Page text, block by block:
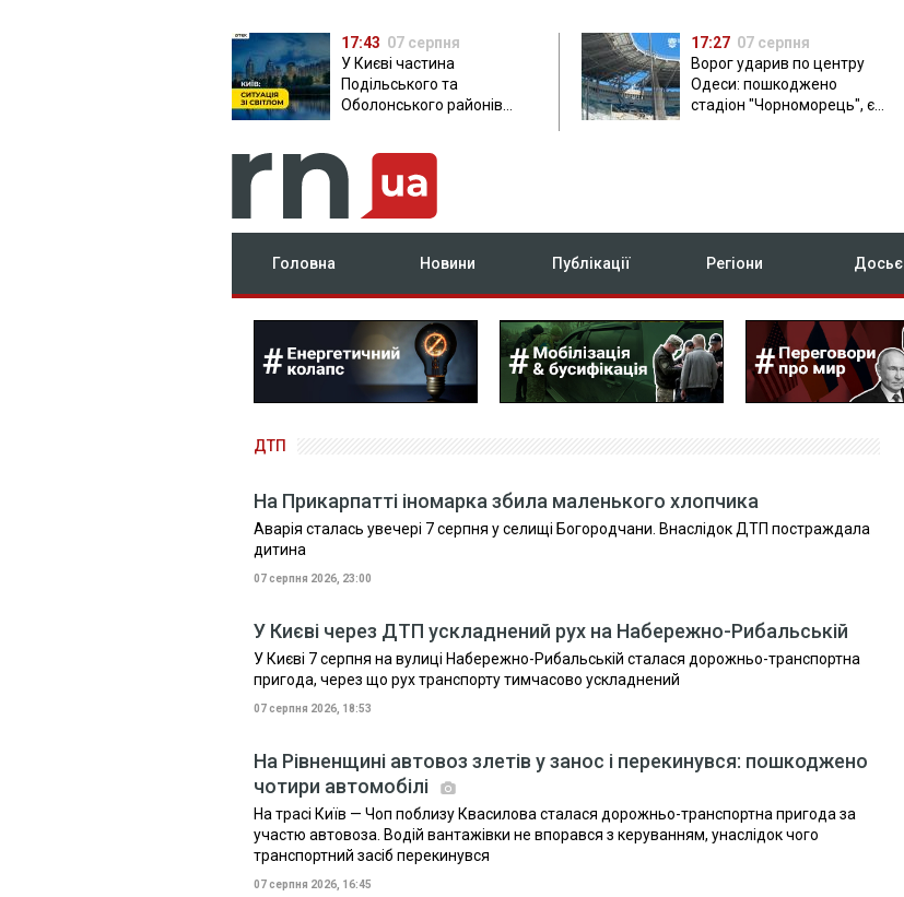
17:43 07 серпня
У Києві частина
Подільського та
Оболонського районів
17:27 07 серпня
Ворог ударив по центру
Одеси: пошкоджено
стадіон "Чорноморець", є
Головна Новини Публікації Регіони Досьє
ДТП
На Прикарпатті іномарка збила маленького хлопчика
Аварія сталась увечері 7 серпня у селищі Богородчани. Внаслідок ДТП постраждала
дитина
07 серпня 2026, 23:00
У Києві через ДТП ускладнений рух на Набережно-Рибальській
У Києві 7 серпня на вулиці Набережно-Рибальській сталася дорожньо-транспортна
пригода, через що рух транспорту тимчасово ускладнений
07 серпня 2026, 18:53
На Рівненщині автовоз злетів у занос і перекинувся: пошкоджено
чотири автомобілі
На трасі Київ — Чоп поблизу Квасилова сталася дорожньо-транспортна пригода за
участю автовоза. Водій вантажівки не впорався з керуванням, унаслідок чого
транспортний засіб перекинувся
07 серпня 2026, 16:45